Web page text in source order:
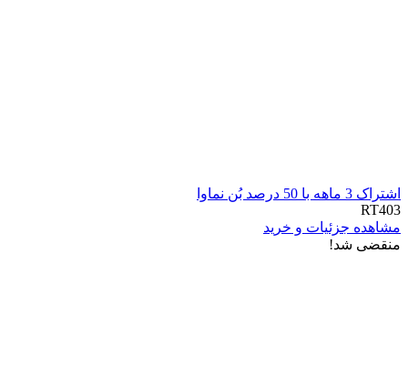
اشتراک 3 ماهه با 50 درصد بُن نماوا
RT403
مشاهده جزئیات و خرید
منقضی شد!